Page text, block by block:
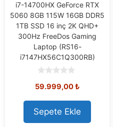
i7-14700HX GeForce RTX
5060 8GB 115W 16GB DDR5
1TB SSD 16 inç 2K QHD+
300Hz FreeDos Gaming
Laptop (RS16-
i7147HX56C1Q300RB)
o
t
o
f
5
59.999,00₺
Sepete Ekle